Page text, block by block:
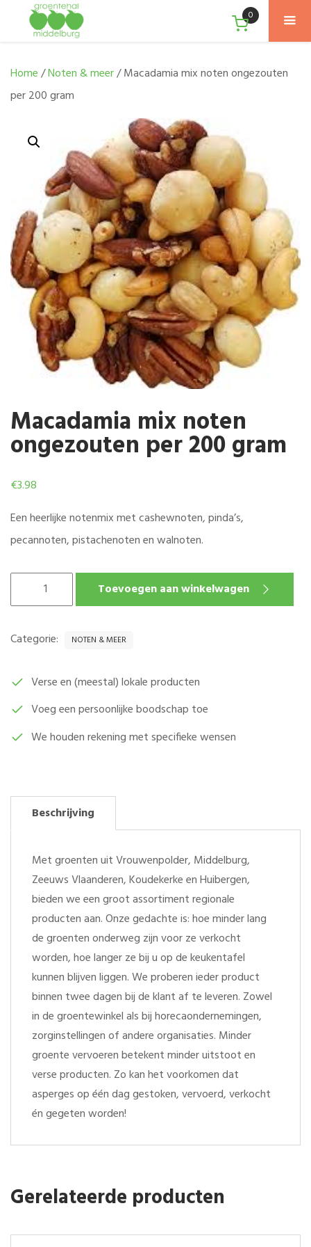
0
Home/Noten & meer/ Macadamia mix noten ongezouten
per 200 gram
Macadamia mix noten
ongezouten per 200 gram
€3.98
Een heerlijke notenmix met cashewnoten, pinda’s,
pecannoten, pistachenoten en walnoten.
PER
GRAM
Toevoegen aan winkelwagen
Categorie: NOTEN & MEER
Verse en (meestal) lokale producten
Voeg een persoonlijke boodschap toe
We houden rekening met specifieke wensen
Beschrijving
Met groenten uit Vrouwenpolder, Middelburg,
Zeeuws Vlaanderen, Koudekerke en Huibergen,
bieden we een groot assortiment regionale
producten aan. Onze gedachte is: hoe minder lang
de groenten onderweg zijn voor ze verkocht
worden, hoe langer ze bij u op de keukentafel
kunnen blijven liggen. We proberen ieder product
binnen twee dagen bij de klant af te leveren. Zowel
in de groentewinkel als bij horecaondernemingen,
zorginstellingen of andere organisaties. Minder
groente vervoeren betekent minder uitstoot en
verse producten. Zo kan het voorkomen dat
asperges op één dag gestoken, vervoerd, verkocht
én gegeten worden!
Gerelateerde producten